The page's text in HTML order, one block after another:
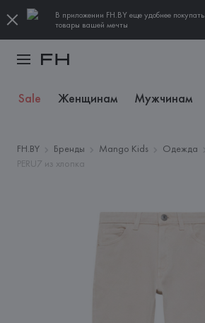
В приложении FH.BY еще удобнее покупать
товары вашей мечты
Sale Женщинам Мужчинам
FH.BY Бренды Mango Kids Одежда
PERU7 из хлопка